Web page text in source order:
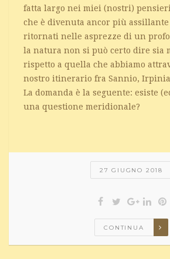
fatta largo nei miei (nostri)
che è divenuta ancor più assillante
ritornati nelle asprezze di un
la natura non si può certo dire sia
rispetto a quella che abbiamo
nostro itinerario fra Sannio,
La domanda è la seguente: esiste
una questione meridionale?
27 GIUGNO 2018
CONTINUA